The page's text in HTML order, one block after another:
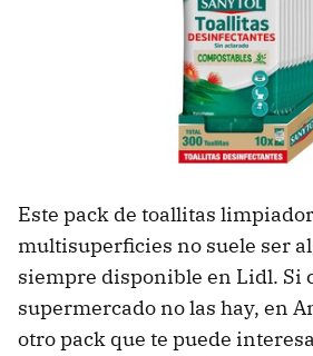
Este pack de toallitas
multisuperficies no suele ser
siempre disponible en Lidl. Si
supermercado no las hay, en
otro pack que te puede